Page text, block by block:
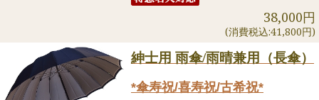
38,000円
(消費税込:41,800円)
紳士用 雨傘/雨晴兼用（長傘）
*傘寿祝/喜寿祝/古希祝*